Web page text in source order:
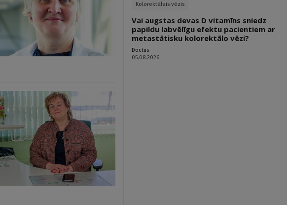
Kolorektālais vēzis
Vai augstas devas D vitamīns sniedz
papildu labvēlīgu efektu pacientiem ar
metastātisku kolorektālo vēzi?
Doctus
05.08.2026.